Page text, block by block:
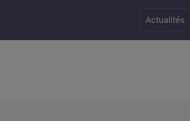
Actualités